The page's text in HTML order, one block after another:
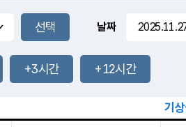
-mm
-mm
27.8℃
0.0m/s
-mm
날짜
+3시간 +12시간
기